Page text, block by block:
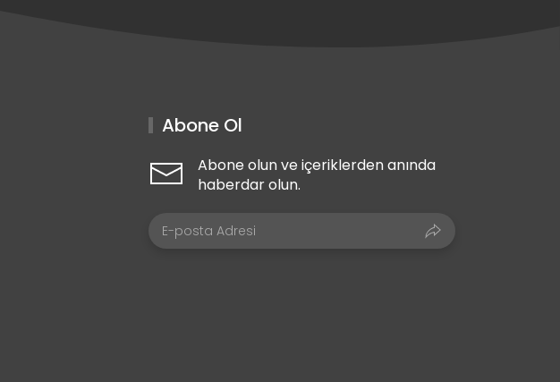
Abone Ol
Abone olun ve içeriklerden anında
haberdar olun.